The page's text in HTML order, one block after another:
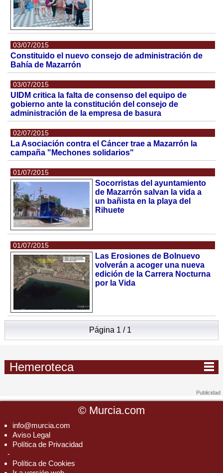
03/07/2015
Constituido el nuevo consejo de administración de
Bahía de Mazarrón
03/07/2015
UIDM critica la falta de consenso del equipo de
gobierno ante la constitución del consejo de
administración de la empresa de basura
02/07/2015
La Asociación contra el Cáncer trae a Mazarrón la
campaña "Mechones solidarios"
01/07/2015
Socorristas del ayuntamiento
de Mazarrón salvan la vida a
un bañista en la playa del
Rihuete
01/07/2015
Las Erosiones de Bolnuevo
volverán a acoger una nueva
edición de la Carrera Nocturna
por la Vida
Página 1 / 1
Hemeroteca
© Murcia.com
info@murcia.com
Aviso Legal
Política de Privacidad
-
Política de Cookies